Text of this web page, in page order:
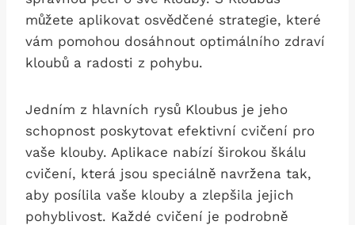
můžete aplikovat osvědčené strategie, které
vám pomohou dosáhnout optimálního zdraví
kloubů a radosti z pohybu.
Jedním z hlavních rysů Kloubus je jeho
schopnost poskytovat efektivní cvičení pro
vaše klouby. Aplikace nabízí širokou škálu
cvičení, která jsou speciálně navržena tak,
aby posílila vaše klouby a zlepšila jejich
pohyblivost. Každé cvičení je podrobně